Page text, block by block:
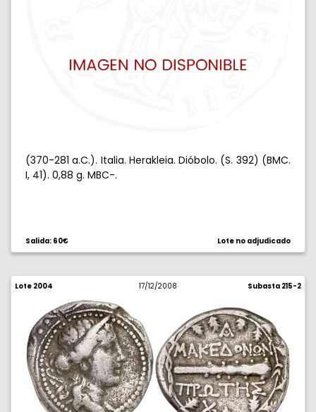
(370-281 a.C.). Italia. Herakleia. Dióbolo. (S. 392) (BMC.
I, 41). 0,88 g. MBC-.
Salida: 60€ Lote no adjudicado
Lote 2004 17/12/2008 Subasta 215-2